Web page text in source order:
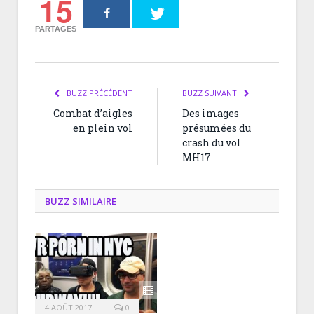
15
PARTAGES
BUZZ PRÉCÉDENT
Combat d’aigles
en plein vol
BUZZ SUIVANT
Des images
présumées du
crash du vol
MH17
BUZZ SIMILAIRE
4 AOÛT 2017 0